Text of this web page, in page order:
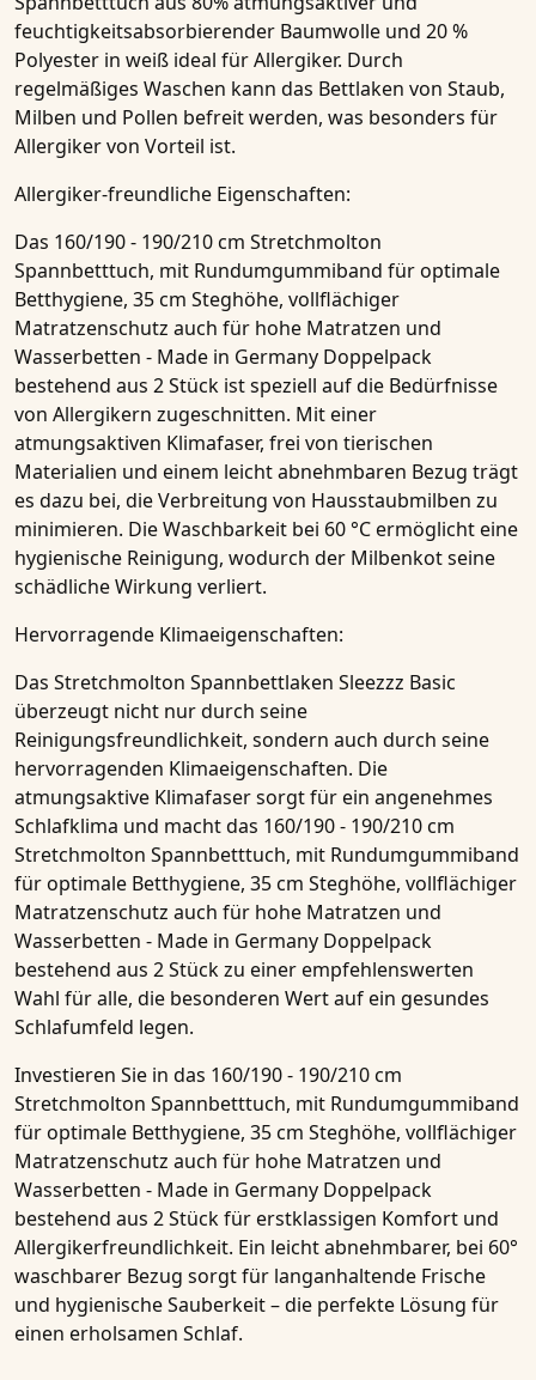
feuchtigkeitsabsorbierender Baumwolle und 20 %
Polyester in weiß ideal für Allergiker. Durch
regelmäßiges Waschen kann das Bettlaken von Staub,
Milben und Pollen befreit werden, was besonders für
Allergikervon Vorteil ist.
Allergiker-freundliche Eigenschaften:
Das 160/190 - 190/210 cm Stretchmolton
Spannbetttuch, mit Rundumgummiband für optimale
Betthygiene, 35 cm Steghöhe, vollflächiger
Matratzenschutz auch für hohe Matratzen und
Wasserbetten - Made in Germany Doppelpack
bestehend aus 2 Stück ist speziell auf die Bedürfnisse
von Allergikern zugeschnitten. Mit einer
atmungsaktiven Klimafaser, frei von tierischen
Materialien und einem leicht abnehmbaren Bezug trägt
es dazu bei, die Verbreitung von Hausstaubmilben zu
minimieren. Die Waschbarkeit bei 60 °C ermöglicht eine
hygienische Reinigung, wodurch der Milbenkot seine
schädliche Wirkung verliert.
Hervorragende Klimaeigenschaften:
Das Stretchmolton Spannbettlaken Sleezzz Basic
überzeugt nicht nur durch seine
Reinigungsfreundlichkeit, sondern auch durch seine
hervorragenden Klimaeigenschaften. Die
atmungsaktive Klimafaser sorgt für ein angenehmes
Schlafklima und macht das 160/190 - 190/210 cm
Stretchmolton Spannbetttuch, mit Rundumgummiband
für optimale Betthygiene, 35 cm Steghöhe, vollflächiger
Matratzenschutz auch für hohe Matratzen und
Wasserbetten - Made in Germany Doppelpack
bestehend aus 2 Stückzu einer empfehlenswerten
Wahl für alle, die besonderen Wert auf ein gesundes
Schlafumfeld legen.
Investieren Sie in das 160/190 - 190/210 cm
Stretchmolton Spannbetttuch, mit Rundumgummiband
für optimale Betthygiene, 35 cm Steghöhe, vollflächiger
Matratzenschutz auch für hohe Matratzen und
Wasserbetten - Made in Germany Doppelpack
bestehend aus 2 Stückfür erstklassigen Komfort und
Allergikerfreundlichkeit. Ein leicht abnehmbarer, bei 60°
waschbarer Bezug sorgt für langanhaltende Frische
und hygienische Sauberkeit – die perfekte Lösung für
einen erholsamen Schlaf.